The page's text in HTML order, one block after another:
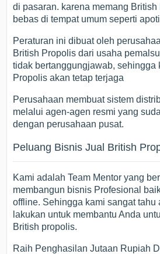
di pasaran. karena memang British
bebas di tempat umum seperti
Peraturan ini dibuat oleh
British Propolis dari usaha
tidak bertanggungjawab, sehingga
Propolis akan tetap terjaga
Perusahaan membuat sistem
melalui agen-agen resmi yang
dengan perusahaan pusat.
Peluang Bisnis Jual British
Kami adalah Team Mentor yang
membangun bisnis Profesional
offline. Sehingga kami sangat tahu
lakukan untuk membantu Anda
British propolis.
Raih Penghasilan Jutaan Rupiah